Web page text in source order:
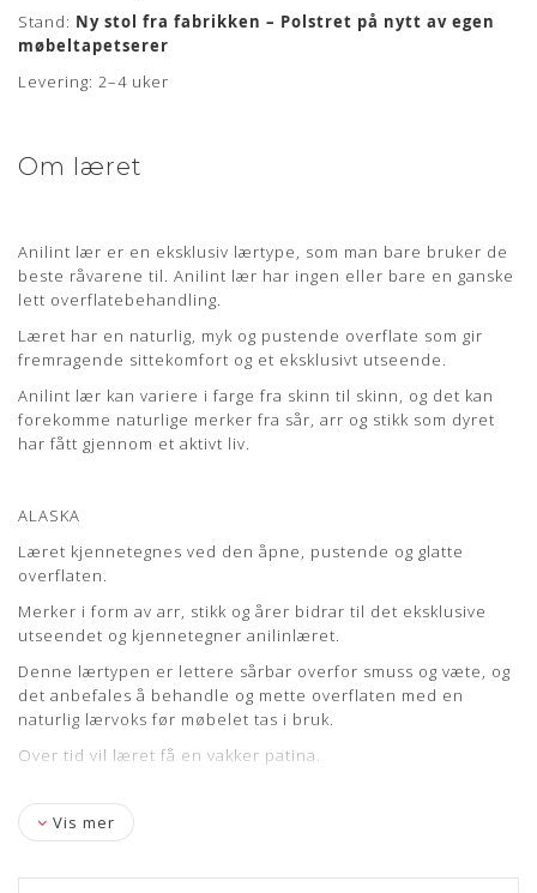
eksklusive udseende.
Anilin læder kan variere i farve fra skind til skind og der kan
forekomme naturlige mærker fra sår, ar og stikmærker, som
dyret har fået gennem sit aktive liv.
ELEGANCE læder kommer med en glat og blank vokset
overflade og er naturligt beskyttet overfor smuds og pletter.
Læderet vil patinere smukt med tiden.
Lædertykkelse: 1,2-1,4 mm.
Læs mere om pleje og vedligeholdelse her
Stand: Ny stol fra fabrikken – Polstret på nytt av egen
møbeltapetserer
Levering: 2–4 uker
Om læret
Anilint lær er en eksklusiv lærtype, som man bare bruker de
beste råvarene til. Anilint lær har ingen eller bare en ganske
lett overflatebehandling.
Læret har en naturlig, myk og pustende overflate som gir
fremragende sittekomfort og et eksklusivt utseende.
Anilint lær kan variere i farge fra skinn til skinn, og det kan
forekomme naturlige merker fra sår, arr og stikk som dyret
har fått gjennom et aktivt liv.
ALASKA
Læret kjennetegnes ved den åpne, pustende og glatte
overflaten.
Merker i form av arr, stikk og årer bidrar til det eksklusive
utseendet og kjennetegner anilinlæret.
Denne lærtypen er lettere sårbar overfor smuss og væte, og
det anbefales å behandle og mette overflaten med en
naturlig lærvoks før møbelet tas i bruk.
Over tid vil læret få en vakker patina.
Vis mer